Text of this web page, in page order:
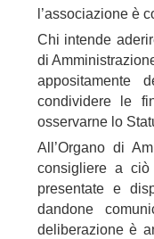
l’associazione è
Chi intende
di
appositamente
condividere le
osservarne lo
All’Organo di
consigliere a
presentate e
dandone
deliberazione è